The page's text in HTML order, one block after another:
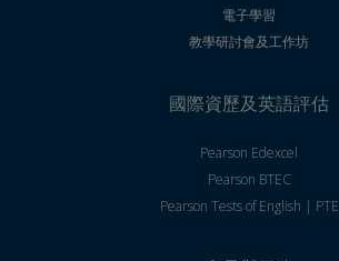
電子學習
教學研討會及工作坊
國際資歷及英語評估
Pearson Edexcel
Pearson BTEC
Pearson Tests of English | PTE